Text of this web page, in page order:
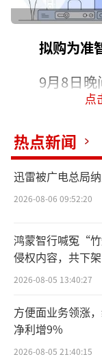
拟购为准
9月8日
付现金购买
预案显示
付现金的方
限合伙）等
股份并取得
资金。本次
成关联交易，
据悉，为
设备的研发
综合测试仪
点
热点新闻
迅雷被广电总局
2026-08-06 09:52:20
鸿蒙智行喊冤“
侵权内容，共下架
2026-08-05 13:40:27
方便面业务领涨
净利增9%
2026-08-05 21:40:15